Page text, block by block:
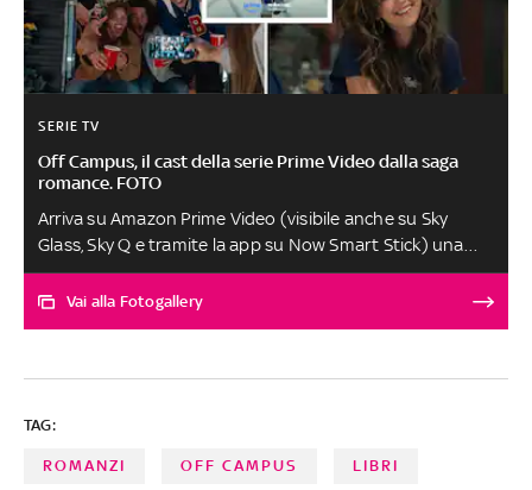
SERIE TV
Off Campus, il cast della serie Prime Video dalla saga
romance. FOTO
Arriva su Amazon Prime Video (visibile anche su Sky
Glass, Sky Q e tramite la app su Now Smart Stick) una
delle saghe romance più amate di Elle Kennedy.
Sviluppata da Louisa Levy, è stata già rinnovata per una
Da Ella Bright che interpreta la protagonista Hannah
maschile principale, scopriamo chi sono gli attori della
Vai alla Fotogallery
TAG:
ROMANZI OFF CAMPUS LIBRI